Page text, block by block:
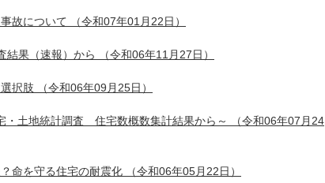
故について （令和07年01月22日）
果（速報）から （令和06年11月27日）
択肢 （令和06年09月25日）
土地統計調査 住宅数概数集計結果から～
（令和06年07月24
命を守る住宅の耐震化 （令和06年05月22日）